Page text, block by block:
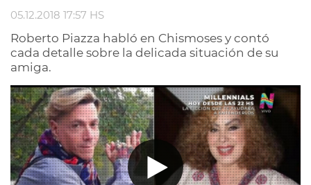
05.12.2018 17:57 HS
Roberto Piazza habló en Chismoses y contó
cada detalle sobre la delicada situación de su
amiga.